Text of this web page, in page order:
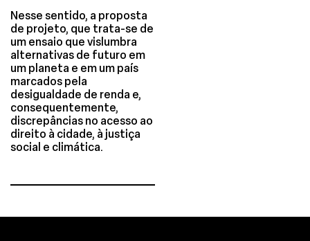
Nesse sentido, a proposta
de projeto, que trata-se de
um ensaio que vislumbra
alternativas de futuro em
um planeta e em um país
marcados pela
desigualdade de renda e,
consequentemente,
discrepâncias no acesso ao
direito à cidade, à justiça
social e climática.